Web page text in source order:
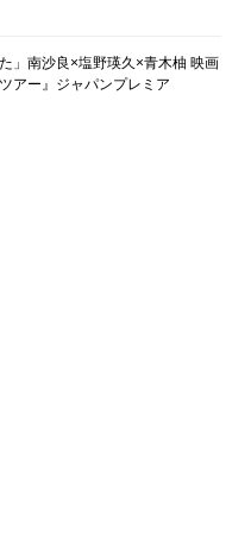
」南沙良×塩野瑛久×青木柚 映画
アー』ジャパンプレミア